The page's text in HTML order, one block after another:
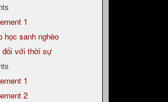
1
học sanh nghèo
đối với thời sự
1
2